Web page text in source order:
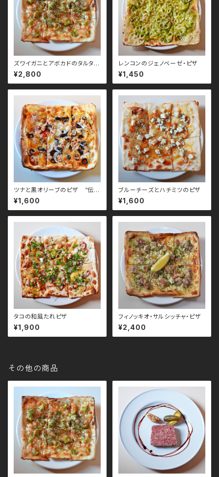
ズワイガニとアボカドのタルタル
茎わさびソースのピザ
¥2,800
レンコンのジェノベーゼ・ピザ
¥1,450
ツナと黒オリーブのピザ “伝
説”
¥1,600
ブルーチーズとハチミツのピザ
¥1,600
タコの和風たれピザ
¥1,900
フィノッキオ・サルシッチャ・ピザ
¥2,400
その他の商品